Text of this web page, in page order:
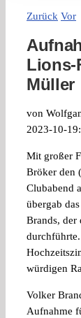
Zurück Vor
Lions-
Müller
von
2023-10-19:
Mit großer
Bröker den
Clubabend
übergab
Brands, der
würdigen
Volker
Aufnahme